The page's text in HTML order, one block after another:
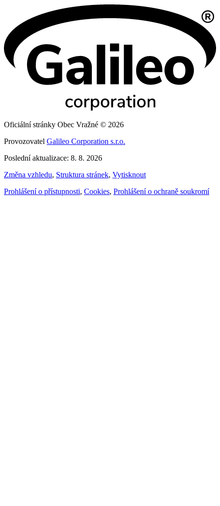
Oficiální stránky Obec Vražné © 2026
Provozovatel Galileo Corporation s.r.o.
Poslední aktualizace: 8. 8. 2026
Změna vzhledu, Struktura stránek, Vytisknout
Prohlášení o přístupnosti, Cookies, Prohlášení o ochraně soukromí